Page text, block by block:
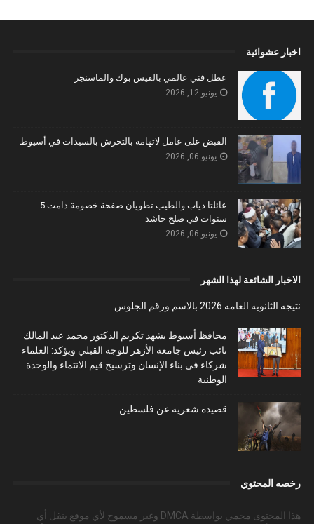
اخبار عشوائية
عطل فني عالمي بالفيس بوك والماسنجر
يونيو 12, 2026
القبض على عامل لاتهامه بالتحرش بالسيدات في أسيوط
يونيو 06, 2026
عائلتا دياب والطيب تطويان صفحة خصومة دامت 5
سنوات في صلح حاشد
يونيو 06, 2026
الاخبار الشائعة لهذا الشهر
نتيجه الثانويه العامه 2026 بالاسم ورقم الجلوس
محافظ أسيوط يشهد تكريم الدكتور محمد عبد المالك
نائب رئيس جامعة الأزهر للوجه القبلي ويؤكد: العلماء
شركاء في بناء الإنسان وترسيخ قيم الانتماء والوحدة
الوطنية
قصيده شعريه عن فلسطين
رخصه المحتوي
هذا المحتوى محمي بواسطة DMCA وغير مسموح لأي موقع بنقل أي